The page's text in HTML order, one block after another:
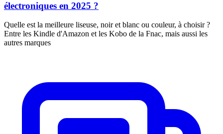
électroniques en 2025 ?
Quelle est la meilleure liseuse, noir et blanc ou couleur, à choisir ?
Entre les Kindle d'Amazon et les Kobo de la Fnac, mais aussi les
autres marques